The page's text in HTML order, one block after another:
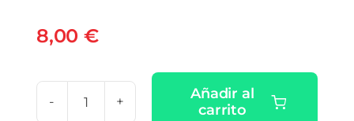
8,00 €
GINGILACER
Añadir al
carrito